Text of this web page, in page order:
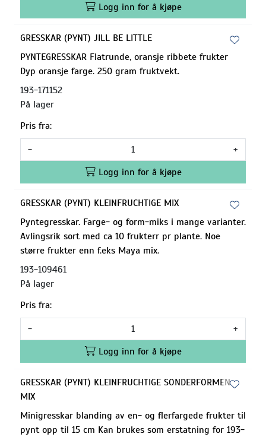
Logg inn for å kjøpe
GRESSKAR (PYNT) JILL BE LITTLE
PYNTEGRESSKAR Flatrunde, oransje ribbete frukter
Dyp oransje farge. 250 gram fruktvekt.
193-171152
På lager
Pris fra:
-
+
Logg inn for å kjøpe
GRESSKAR (PYNT) KLEINFRUCHTIGE MIX
Pyntegresskar. Farge- og form-miks i mange varianter.
Avlingsrik sort med ca 10 frukterr pr plante. Noe
større frukter enn f.eks Maya mix.
193-109461
På lager
Pris fra:
-
+
Logg inn for å kjøpe
GRESSKAR (PYNT) KLEINFRUCHTIGE SONDERFORMEN
MIX
Minigresskar blanding av en- og flerfargede frukter til
pynt opp til 15 cm Kan brukes som erstatning for 193-